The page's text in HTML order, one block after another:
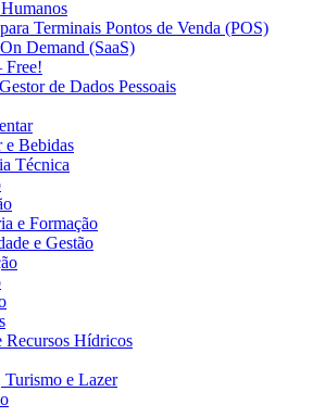
Terminais Pontos de Venda (POS)
Demand (SaaS)
Free!
de Dados Pessoais
e Bebidas
Técnica
e Formação
e Gestão
Recursos Hídricos
Turismo e Lazer